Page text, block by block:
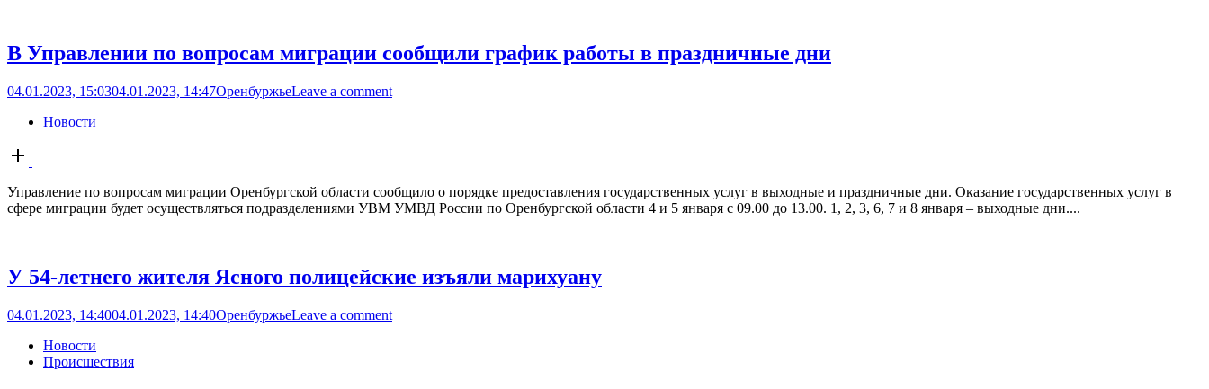
В Управлении по вопросам миграции сообщили график работы в праздничные дни
04.01.2023, 15:0304.01.2023, 14:47ОренбуржьеLeave a comment
Новости
Open
post
Управление по вопросам миграции Оренбургской области сообщило о порядке предоставления государственных услуг в выходные и праздничные дни. Оказание государственных услуг в
сфере миграции будет осуществляться подразделениями УВМ УМВД России по Оренбургской области 4 и 5 января с 09.00 до 13.00. 1, 2, 3, 6, 7 и 8 января – выходные дни....
У 54-летнего жителя Ясного полицейские изъяли марихуану
04.01.2023, 14:4004.01.2023, 14:40ОренбуржьеLeave a comment
Новости
Происшествия